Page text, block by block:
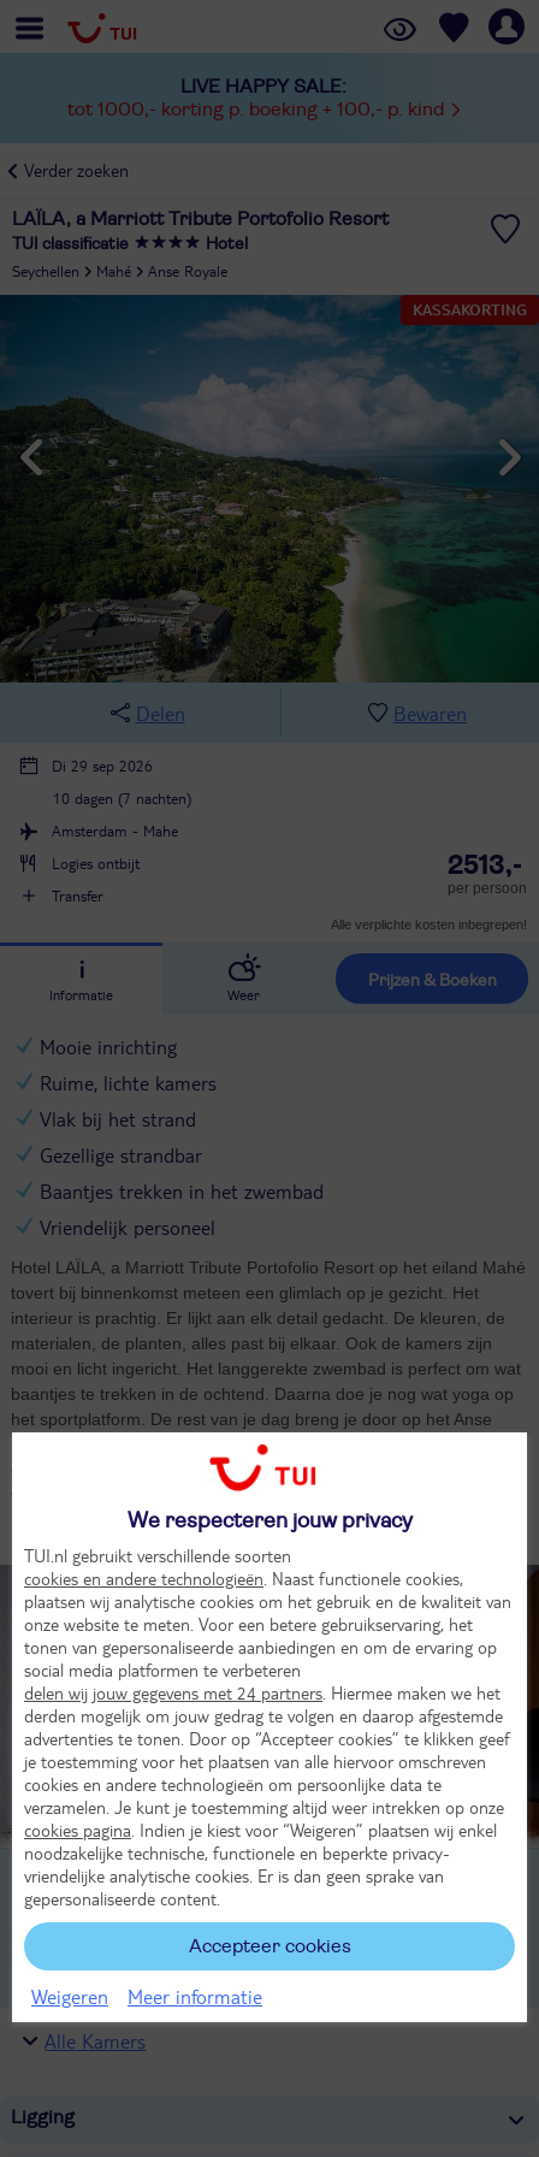
LIVE HAPPY SALE:
tot 1000,- korting p. boeking + 100,- p. kind
Verder zoeken
LAÏLA, a Marriott Tribute Portofolio Resort
TUI classificatie Hotel
Seychellen Mahé
Anse Royale
KASSAKORTING
Delen Bewaren
Di 29 sep 2026
10 dagen (7 nachten)
Amsterdam - Mahe
Logies ontbijt
Transfer
2513,-
per persoon
Alle verplichte kosten inbegrepen!
Informatie Weer
Prijzen & Boeken
Mooie inrichting
Ruime, lichte kamers
Vlak bij het strand
Gezellige strandbar
Baantjes trekken in het zwembad
Vriendelijk personeel
Hotel LAÏLA, a Marriott Tribute Portofolio Resort op het eiland Mahé
tovert bij binnenkomst meteen een glimlach op je gezicht. Het
interieur is prachtig. Er lijkt aan elk detail gedacht. De kleuren, de
materialen, de planten, alles past bij elkaar. Ook de kamers zijn
mooi en licht ingericht. Het langgerekte zwembad is perfect om wat
baantjes te trekken in de ochtend. Daarna doe je nog wat yoga op
het sportplatform. De rest van je dag breng je door op het Anse
Royale strand dat op loopafstand ligt. Ontdek het heldere water of
geniet van de zonnestralen. Je vindt er ook de strandbar van LAÏLA
voor een verfrissend drankje of lekkere lunch.
2-persoonskamer, Deluxe, 1-3 pers
2-persoonskamer, 1-3 pers
Alle Kamers
Ligging
We respecteren jouw privacy
TUI.nl gebruikt verschillende soorten
cookies en andere technologieën . Naast functionele cookies,
plaatsen wij analytische cookies om het gebruik en de kwaliteit van
onze website te meten. Voor een betere gebruikservaring, het
tonen van gepersonaliseerde aanbiedingen en om de ervaring op
social media platformen te verbeteren
delen wij jouw gegevens met 24 partners . Hiermee maken we het
derden mogelijk om jouw gedrag te volgen en daarop afgestemde
advertenties te tonen. Door op “Accepteer cookies” te klikken geef
je toestemming voor het plaatsen van alle hiervoor omschreven
cookies en andere technologieën om persoonlijke data te
verzamelen. Je kunt je toestemming altijd weer intrekken op onze
cookies pagina . Indien je kiest voor “Weigeren” plaatsen wij enkel
noodzakelijke technische, functionele en beperkte privacy-
vriendelijke analytische cookies. Er is dan geen sprake van
gepersonaliseerde content.
Accepteer cookies
Weigeren Meer informatie